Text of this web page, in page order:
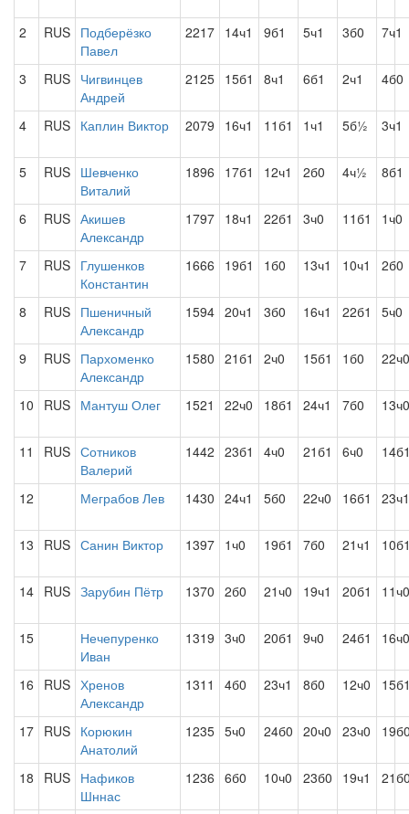
2 RUS Подберёзко
Павел
2217 14ч1 9б1 5ч1 3б0 7ч1
3 RUS Чигвинцев
Андрей
2125 15б1 8ч1 6б1 2ч1 4б0
4 RUS Каплин Виктор 2079 16ч1 11б1 1ч1 5б½ 3ч1
5 RUS Шевченко
Виталий
1896 17б1 12ч1 2б0 4ч½ 8б1
6 RUS Акишев
Александр
1797 18ч1 22б1 3ч0 11б1 1ч0
7 RUS Глушенков
Константин
1666 19б1 1б0 13ч1 10ч1 2б0
8 RUS Пшеничный
Александр
1594 20ч1 3б0 16ч1 22б1 5ч0
9 RUS Пархоменко
Александр
1580 21б1 2ч0 15б1 1б0 22ч0
10 RUS Мантуш Олег 1521 22ч0 18б1 24ч1 7б0 13ч0
11 RUS Сотников
Валерий
1442 23б1 4ч0 21б1 6ч0
12 Меграбов Лев 1430 24ч1 5б0 22ч0 16б1 23ч1
13 RUS Санин Виктор 1397 1ч0 19б1 7б0 21ч1
14 RUS Зарубин Пётр 1370 2б0 21ч0 19ч1 20б1 11ч0
15
Нечепуренко
Иван
1319 3ч0 20б1 9ч0 24б1 16ч0
16 RUS Хренов
Александр
1311 4б0 23ч1 8б0 12ч0
17 RUS Корюкин
Анатолий
1235 5ч0 24б0 20ч0 23ч0
18 RUS Нафиков
Шннас
1236 6б0 10ч0 23б0 19ч1